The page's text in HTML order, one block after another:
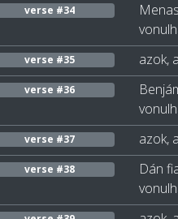
verse #34
verse #35 azok,
verse #36
verse #37 azok,
verse #38
Dán